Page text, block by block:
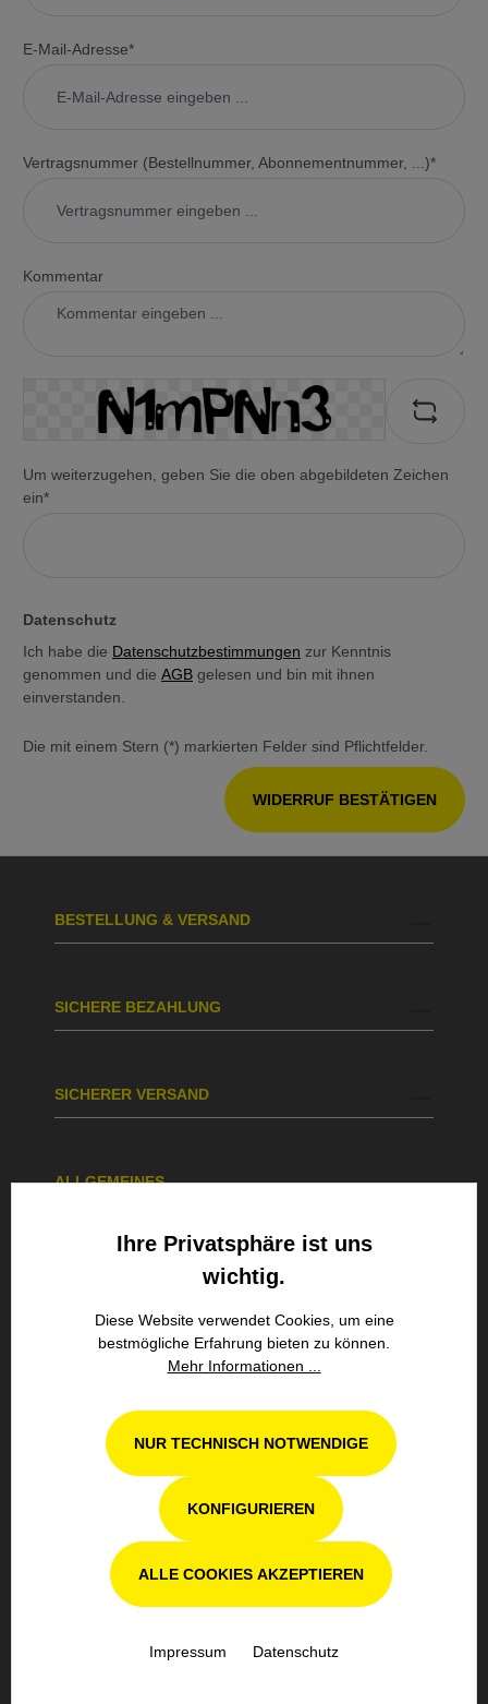
E-Mail-Adresse*
Vertragsnummer (Bestellnummer, Abonnementnummer, ...)*
Kommentar
Um weiterzugehen, geben Sie die oben abgebildeten Zeichen
ein*
Datenschutz
Ich habe die Datenschutzbestimmungen zur Kenntnis
genommen und die AGB gelesen und bin mit ihnen
einverstanden.
Die mit einem Stern (*) markierten Felder sind Pflichtfelder.
WIDERRUF BESTÄTIGEN
BESTELLUNG & VERSAND
SICHERE BEZAHLUNG
SICHERER VERSAND
ALLGEMEINES
UNSER SERVICEGEBIET
UNSERE MARKEN
TOP KATEGORIEN
Ihre Privatsphäre ist uns
wichtig.
Diese Website verwendet Cookies, um eine
bestmögliche Erfahrung bieten zu können.
Mehr Informationen ...
NUR TECHNISCH NOTWENDIGE
KONFIGURIEREN
ALLE COOKIES AKZEPTIEREN
Impressum Datenschutz